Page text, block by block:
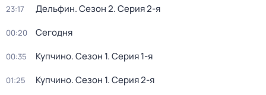
23:17 Дельфин. Сезон 2. Серия 2-я
00:20 Сегодня
00:35 Купчино. Сезон 1. Серия 1-я
01:25 Купчино. Сезон 1. Серия 2-я